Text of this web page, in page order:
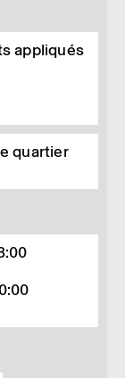
appliqués
quartier